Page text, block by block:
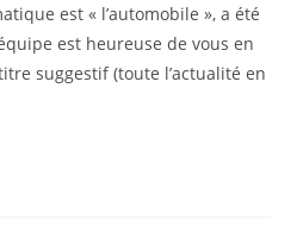
est « l’automobile », a été
est heureuse de vous en
suggestif (toute l’actualité en